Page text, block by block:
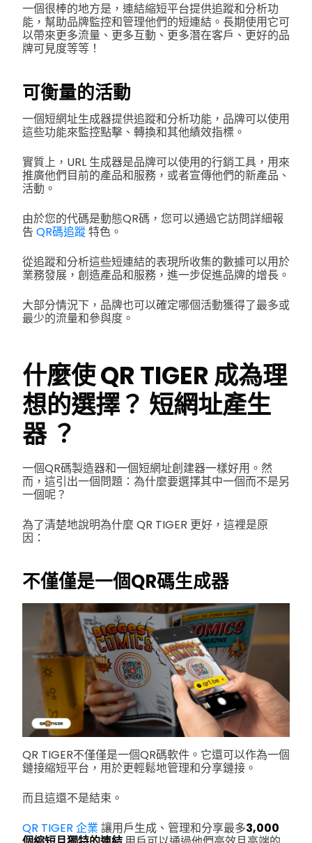
一個很棒的地方是，連結縮短平台提供追蹤和分析功
能，幫助品牌監控和管理他們的短連結。長期使用它可
以帶來更多流量、更多互動、更多潛在客戶、更好的品
牌可見度等等！
可衡量的活動
一個短網址生成器提供追蹤和分析功能，品牌可以使用
這些功能來監控點擊、轉換和其他績效指標。
實質上，URL 生成器是品牌可以使用的行銷工具，用來
推廣他們目前的產品和服務，或者宣傳他們的新產品、
活動。
由於您的代碼是動態QR碼，您可以通過它訪問詳細報
告 QR碼追蹤特色。
從追蹤和分析這些短連結的表現所收集的數據可以用於
業務發展，創造產品和服務，進一步促進品牌的增長。
大部分情況下，品牌也可以確定哪個活動獲得了最多或
最少的流量和參與度。
什麼使 QR TIGER 成為理
想的選擇？ 短網址產生
器 ？
一個QR碼製造器和一個短網址創建器一樣好用。然
而，這引出一個問題：為什麼要選擇其中一個而不是另
一個呢？
為了清楚地說明為什麼 QR TIGER 更好，這裡是原
因：
不僅僅是一個QR碼生成器
QR TIGER不僅僅是一個QR碼軟件。它還可以作為一個
鏈接縮短平台，用於更輕鬆地管理和分享鏈接。
而且這還不是結束。
QR TIGER 企業 讓用戶生成、管理和分享最多3,000